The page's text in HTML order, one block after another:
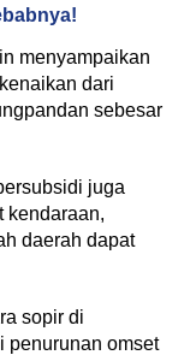
menyampaikan
dari
sebesar
juga
kendaraan,
daerah dapat
sopir di
penurunan omset